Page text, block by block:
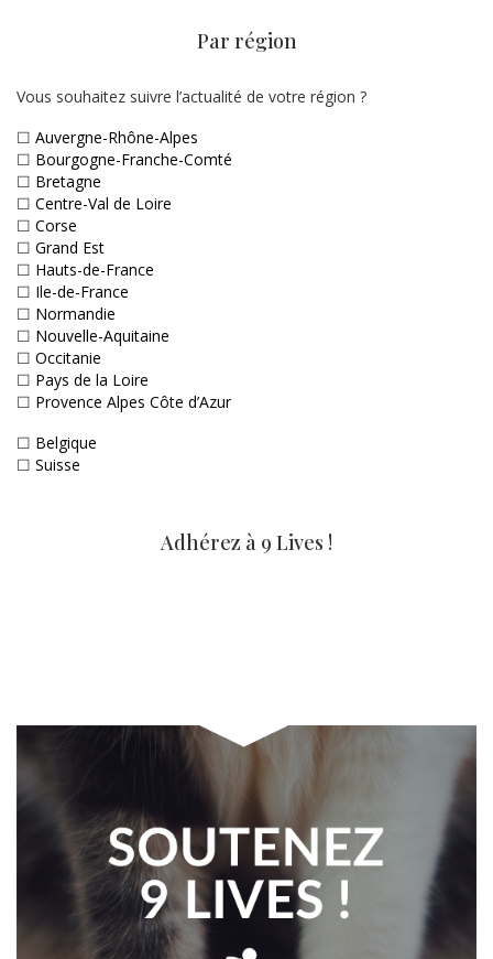
Par région
Vous souhaitez suivre l’actualité de votre région ?
☐ Auvergne-Rhône-Alpes
☐ Bourgogne-Franche-Comté
☐ Bretagne
☐ Centre-Val de Loire
☐ Corse
☐ Grand Est
☐ Hauts-de-France
☐ Ile-de-France
☐ Normandie
☐ Nouvelle-Aquitaine
☐ Occitanie
☐ Pays de la Loire
☐ Provence Alpes Côte d’Azur
☐ Belgique
☐ Suisse
Adhérez à 9 Lives !